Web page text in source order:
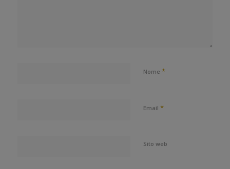
Nome *
Email *
Sito web